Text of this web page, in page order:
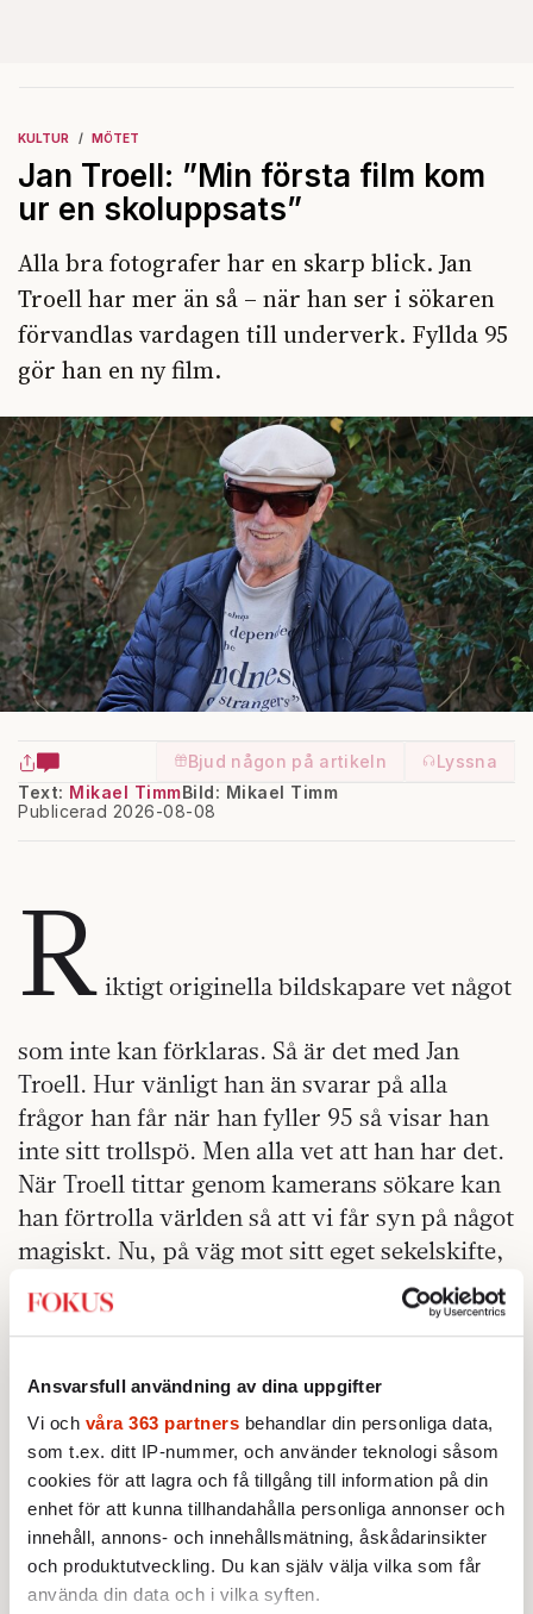
Ansvarsfull användning av dina uppgifter
Vi och våra 363 partners behandlar din personliga data,
som t.ex. ditt IP-nummer, och använder teknologi såsom
cookies för att lagra och få tillgång till information på din
enhet för att kunna tillhandahålla personliga annonser och
innehåll, annons- och innehållsmätning, åskådarinsikter
och produktutveckling. Du kan själv välja vilka som får
använda din data och i vilka syften.
KULTUR MÖTET
Jan Troell: ”Min första film kom
ur en skoluppsats”
Alla bra fotografer har en skarp blick. Jan
Troell har mer än så – när han ser i sökaren
förvandlas vardagen till underverk. Fyllda 95
gör han en ny film.
Bjud någon på artikeln
Lyssna
Text: Mikael Timm
Publicerad 2026-08-08
Bild: Mikael Timm
R iktigt originella bildskapare vet något
som inte kan förklaras. Så är det med Jan
Troell. Hur vänligt han än svarar på alla
frågor han får när han fyller 95 så visar han
inte sitt trollspö. Men alla vet att han har det.
När Troell tittar genom kamerans sökare kan
han förtrolla världen så att vi får syn på något
magiskt. Nu, på väg mot sitt eget sekelskifte,
är han i färd med att göra en dokumentärfilm
om sitt liv. Titeln är typiskt Troellsk. Tydlig
ett nu.
Marcel Proust hade nickat instämmande. Men
upphovsmännens syn på tiden skiljer sig åt.
Proust ville låsa fast det förflutna med så stor
precision som möjligt. Jan Troell vill visa oss
gränsen mellan då och nu, hans film utspelas
i ett tunt membran vävt av minnen, drömmar